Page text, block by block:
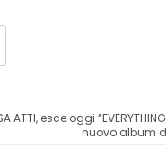
ATTI, esce oggi “EVERYTHING
nuovo album